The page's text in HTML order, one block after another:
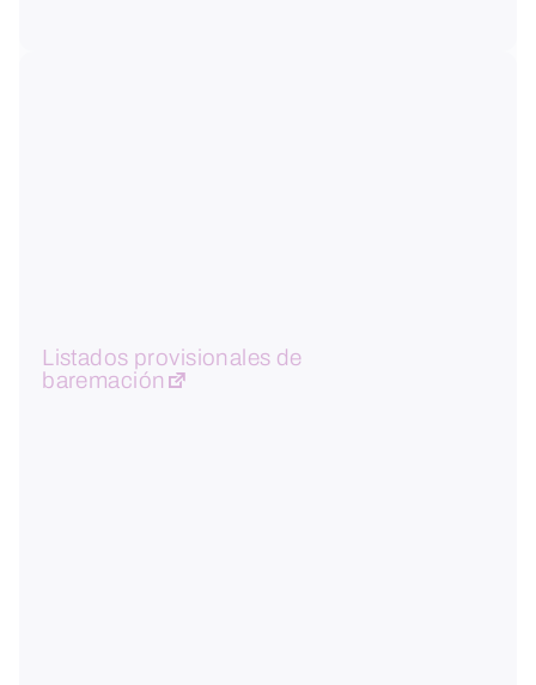
Listados provisionales de
baremación